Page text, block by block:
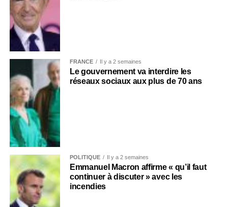
FRANCE Il y a 2 semaines
Le gouvernement va interdire les
réseaux sociaux aux plus de 70 ans
POLITIQUE Il y a 2 semaines
Emmanuel Macron affirme « qu’il faut
continuer à discuter » avec les
incendies